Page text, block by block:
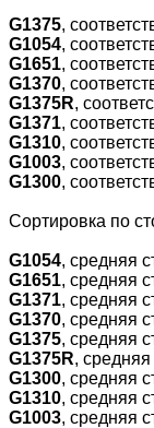
G1375,
G1054,
G1651,
G1370,
G1375R,
G1371,
G1310,
G1003,
G1300,
Cортировка по
G1054, средняя
G1651, средняя
G1371, средняя
G1370, средняя
G1375, средняя
G1375R, средняя
G1300, средняя
G1310, средняя
G1003, средняя